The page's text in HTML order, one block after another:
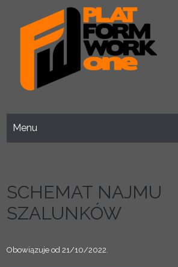
Menu
SCHEMAT NAJMU
SZALUNKÓW
Obowiązuje od 21/10/2022.